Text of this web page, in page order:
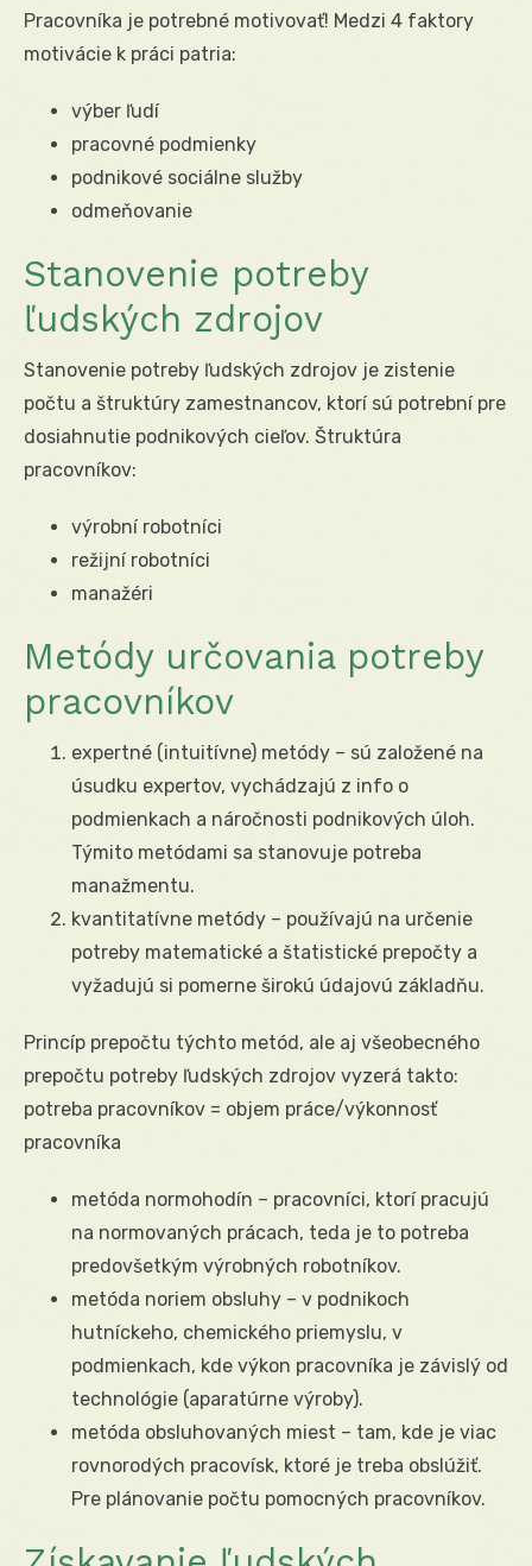
Pracovníka je potrebné motivovať! Medzi 4 faktory
motivácie k práci patria:
výber ľudí
pracovné podmienky
podnikové sociálne služby
odmeňovanie
Stanovenie potreby
ľudských zdrojov
Stanovenie potreby ľudských zdrojov je zistenie
počtu a štruktúry zamestnancov, ktorí sú potrební pre
dosiahnutie podnikových cieľov. Štruktúra
pracovníkov:
výrobní robotníci
režijní robotníci
manažéri
Metódy určovania potreby
pracovníkov
expertné (intuitívne) metódy – sú založené na
úsudku expertov, vychádzajú z info o
podmienkach a náročnosti podnikových úloh.
Týmito metódami sa stanovuje potreba
manažmentu.
kvantitatívne metódy – používajú na určenie
potreby matematické a štatistické prepočty a
vyžadujú si pomerne širokú údajovú základňu.
Princíp prepočtu týchto metód, ale aj všeobecného
prepočtu potreby ľudských zdrojov vyzerá takto:
potreba pracovníkov = objem práce/výkonnosť
pracovníka
metóda normohodín – pracovníci, ktorí pracujú
na normovaných prácach, teda je to potreba
predovšetkým výrobných robotníkov.
metóda noriem obsluhy – v podnikoch
hutníckeho, chemického priemyslu, v
podmienkach, kde výkon pracovníka je závislý od
technológie (aparatúrne výroby).
metóda obsluhovaných miest – tam, kde je viac
rovnorodých pracovísk, ktoré je treba obslúžiť.
Pre plánovanie počtu pomocných pracovníkov.